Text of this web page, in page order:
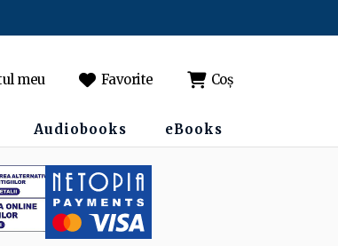
meu Favorite Coș
Audiobooks eBooks